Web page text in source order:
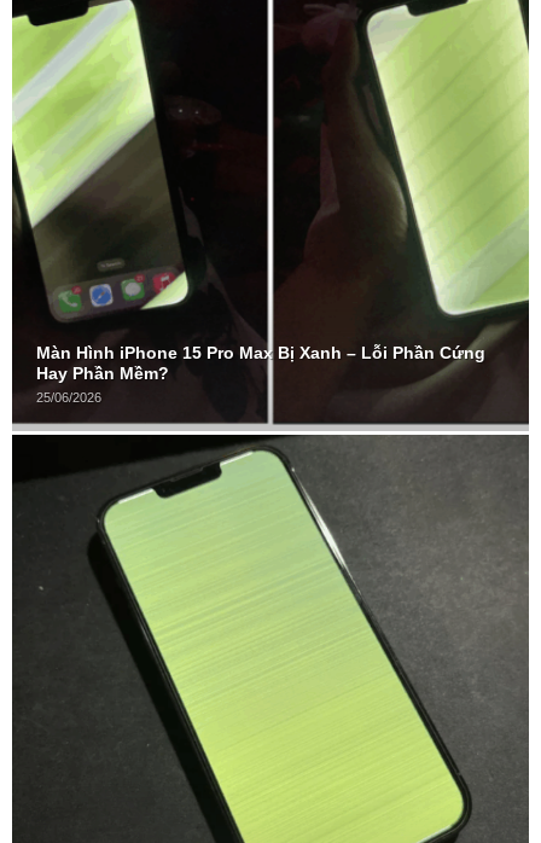
Màn Hình iPhone 15 Pro Max Bị Xanh – Lỗi Phần Cứng
Hay Phần Mềm?
25/06/2026